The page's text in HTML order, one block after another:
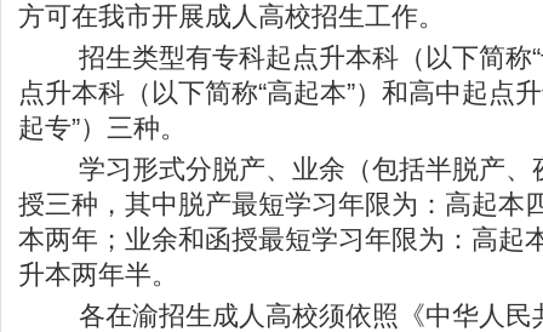
方可在我市开展成人高校招生工作。
招生类型有专科起点升本科（以下简称“
点升本科（以下简称“高起本”）和高中起点
起专”）三种。
学习形式分脱产、业余（包括半脱产、
授三种，其中脱产最短学习年限为：高起本
本两年；业余和函授最短学习年限为：高起
升本两年半。
各在渝招生成人高校须依照《中华人民